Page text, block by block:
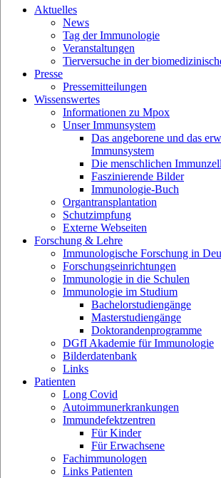
Aktuelles
News
Tag der Immunologie
Veranstaltungen
Tierversuche in der
Presse
Pressemitteilungen
Wissenswertes
Informationen zu Mpox
Unser Immunsystem
Das angeborene und das
Immunsystem
Die menschlichen
Faszinierende Bilder
Immunologie-Buch
Organtransplantation
Schutzimpfung
Externe Webseiten
Forschung & Lehre
Immunologische Forschung in
Forschungseinrichtungen
Immunologie in die Schulen
Immunologie im Studium
Bachelorstudiengänge
Masterstudiengänge
Doktorandenprogramme
DGfI Akademie für Immunologie
Bilderdatenbank
Links
Patienten
Long Covid
Autoimmunerkrankungen
Immundefektzentren
Für Kinder
Für Erwachsene
Fachimmunologen
Links Patienten